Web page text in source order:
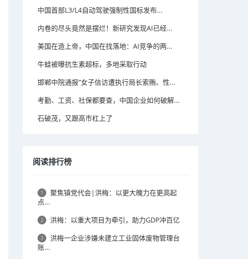
中国首部L3/L4自动驾驶强制性国标发布...
内卷的尽头竟然是摆烂！新研究发现AI已经...
美国在造上帝，中国在找落地：AI竞争的两...
牛蛙被曝抗生素超标，多地采取行动
邯郸中院通报“女子信访遭执行局长索贿、性...
考勤、工资、社保都要查，中国企业如何破解...
石破茂，又跟高市杠上了
阅读排行榜
1
聚焦镇党代会|洪梅：以更大魄力在更高起
点...
2 洪梅：以重大项目为牵引，助力GDP冲百亿
3
洪梅一企业涉嫌未建立工业固体废物管理台
账...